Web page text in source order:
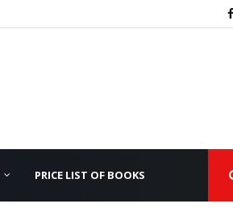
PRICE LIST OF BOOKS